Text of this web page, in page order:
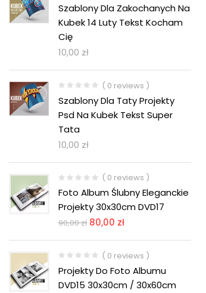
Szablony Dla Zakochanych Na
Kubek 14 Luty Tekst Kocham
Cię
10,00 zł
( 0 reviews )
Szablony Dla Taty Projekty
Psd Na Kubek Tekst Super
Tata
10,00 zł
( 0 reviews )
Foto Album Ślubny Eleganckie
Projekty 30x30cm DVD17
90,00zł 80,00 zł
( 0 reviews )
Projekty Do Foto Albumu
DVD15 30x30cm / 30x60cm